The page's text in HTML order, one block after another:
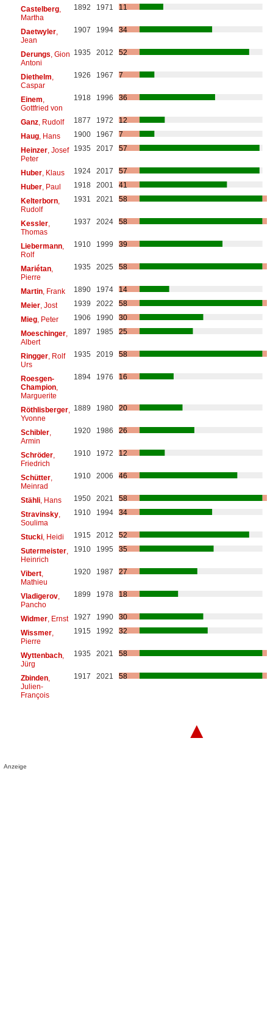
Castelberg,
Martha
1892 1971 11
Daetwyler,
Jean
1907 1994 34
Derungs , Gion
Antoni
1935 2012 52
Diethelm
Caspar
1926 1967 7
Einem
Gottfried von
1918 1996 36
Ganz, Rudolf 1877 1972
12
Haug, Hans 1900 1967
7
Heinzer, Josef
Peter
1935 2017 57
Huber, Klaus 1924 2017
57
Huber, Paul 1918 2001
41
Kelterborn,
Rudolf
1931 2021 58
Kessler,
Thomas
1937 2024 58
Liebermann,
Rolf
1910 1999 39
Mariétan,
Pierre
1935 2025 58
Martin, Frank 1890 1974
14
Meier, Jost 1939 2022
58
Mieg, Peter 1906 1990
30
Moeschinger,
Albert
1897 1985 25
Ringger, Rolf
Urs
1935 2019 58
Roesgen-
Champion,
Marguerite
1894 1976 16
Röthlisberger,
Yvonne
1889 1980 20
Schibler,
Armin
1920 1986 26
Schröder,
Friedrich
1910 1972 12
Schütter,
Meinrad
1910 2006 46
Stähli, Hans 1950 2021
58
Stravinsky,
Soulima
1910 1994 34
Stucki, Heidi 1915 2012
52
Sutermeister,
Heinrich
1910 1995 35
Vibert,
Mathieu
1920 1987 27
Vladigerov,
Pancho
1899 1978 18
Widmer, Ernst 1927 1990
30
Wissmer,
Pierre
1915 1992 32
Wyttenbach,
Jürg
1935 2021 58
Zbinden,
Julien-
François
1917 2021 58
▲
Anzeige